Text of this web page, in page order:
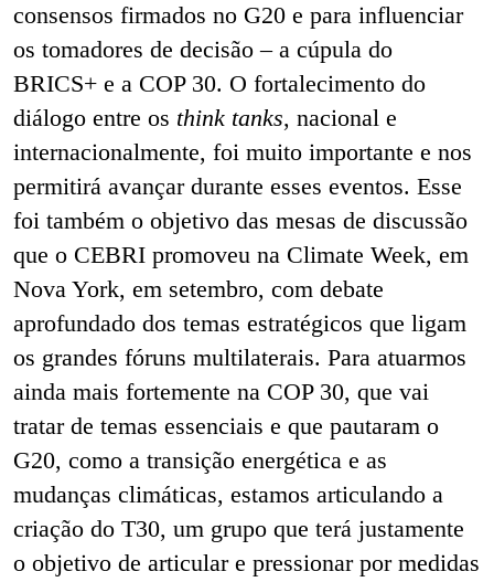
consensos firmados no G20 e para influenciar
os tomadores de decisão–a cúpula do
BRICS+ e a COP 30. O fortalecimento do
diálogo entre os think tanks, nacional e
internacionalmente, foi muito importante e nos
permitirá avançar durante esses eventos. Esse
foi também o objetivo das mesas de discussão
que o CEBRI promoveu na Climate Week, em
Nova York, em setembro, com debate
aprofundado dos temas estratégicos que ligam
os grandes fóruns multilaterais. Para atuarmos
ainda mais fortemente na COP 30, que vai
tratar de temas essenciais e que pautaram o
G20, como a transição energética e as
mudanças climáticas, estamos articulando a
criação do T30, um grupo que terá justamente
o objetivo de articular e pressionar por medidas